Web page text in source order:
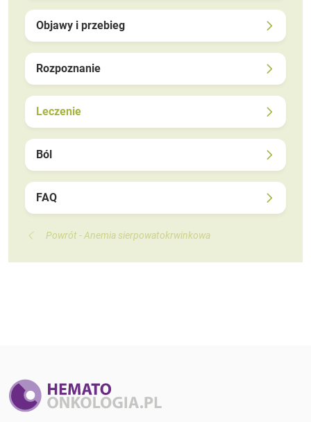
Objawy i przebieg
Rozpoznanie
Leczenie
Ból
FAQ
Powrót - Anemia sierpowatokrwinkowa